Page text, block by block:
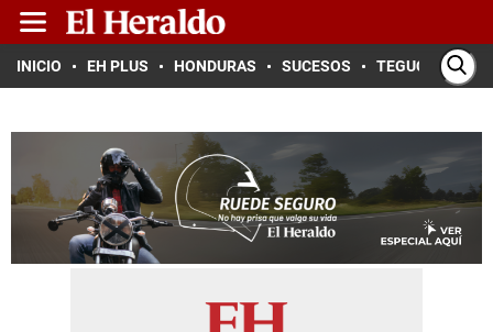
INICIO EH PLUS HONDURAS SUCESOS TEGUCIGALPA